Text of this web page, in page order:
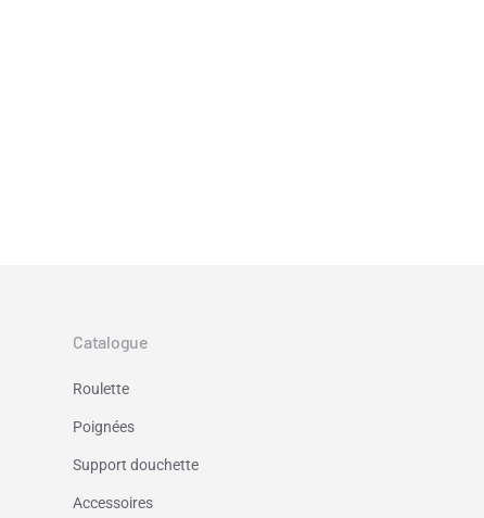
Catalogue
Roulette
Poignées
Support douchette
Accessoires